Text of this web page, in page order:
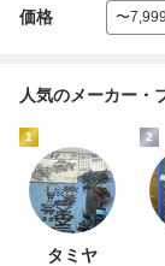
価格 〜
人気のメーカー・
1
タミヤ
2